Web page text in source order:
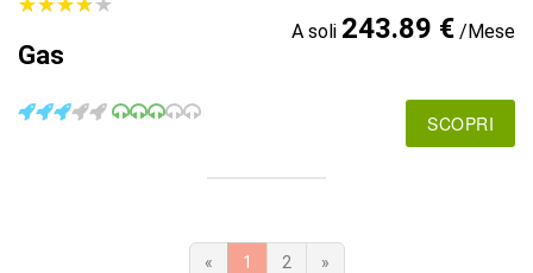
Gas
A soli 243.89 €/Mese
SCOPRI
« 1 2 »